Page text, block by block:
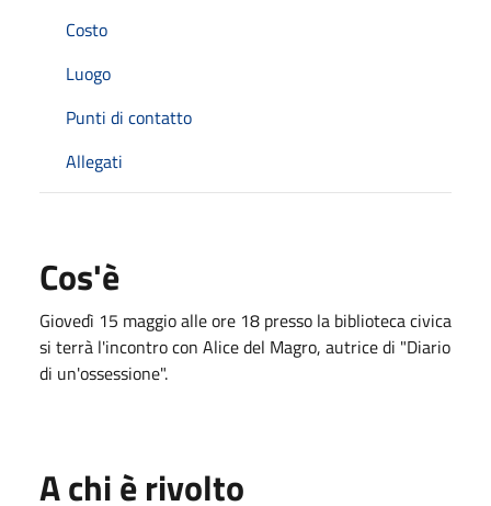
Costo
Luogo
Punti di contatto
Allegati
Cos'è
Giovedì 15 maggio alle ore 18 presso la biblioteca civica
si terrà l'incontro con Alice del Magro, autrice di "Diario
di un'ossessione".
A chi è rivolto